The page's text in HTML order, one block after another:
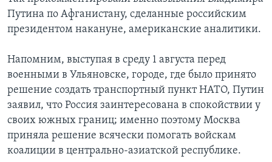
Путина по Афганистану, сделанные российским
президентом накануне, американские аналитики.
Напомним, выступая в среду 1 августа перед
военными в Ульяновске, городе, где было принято
решение создать транспортный пункт НАТО, Путин
заявил, что Россия заинтересована в спокойствии у
своих южных границ; именно поэтому Москва
приняла решение всячески помогать войскам
коалиции в центрально-азиатской республике.